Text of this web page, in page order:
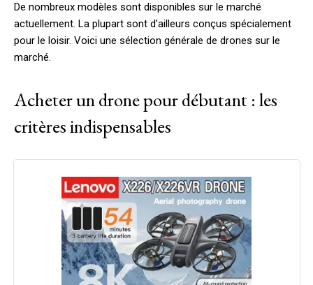
De nombreux modèles sont disponibles sur le marché
actuellement. La plupart sont d’ailleurs conçus spécialement
pour le loisir. Voici une sélection générale de drones sur le
marché.
Acheter un drone pour débutant : les
critères indispensables